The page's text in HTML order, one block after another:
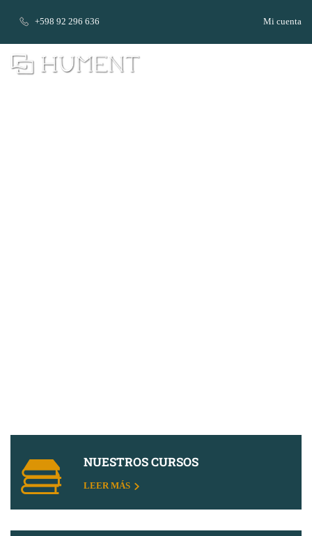
+598 92 296 636 Mi cuenta
NUESTROS CURSOS
LEER MÁS